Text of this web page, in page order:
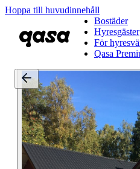
Hoppa till huvudinnehåll
Bostäder
Hyresgäster
För
Qasa